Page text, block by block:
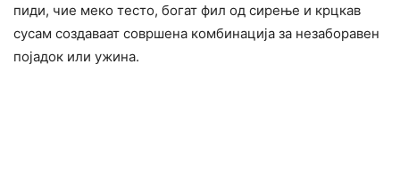
пиди, чие меко тесто, богат фил од сирење и крцкав
сусам создаваат совршена комбинација за незаборавен
појадок или ужина.